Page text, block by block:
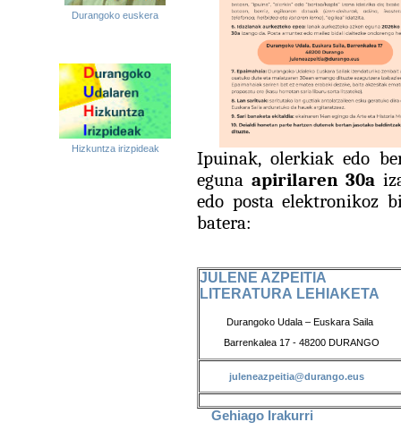
Durangoko euskera
Hizkuntza irizpideak
Ipuinak, olerkiak edo
eguna apirilaren 30a
edo posta elektronikoz
batera:
JULENE AZPEITIA
LITERATURA LEHIAKETA
Durangoko Udala – Euskara Saila
Barrenkalea 17 - 48200 DURANGO
juleneazpeitia@durango.eus
Gehiago Irakurri